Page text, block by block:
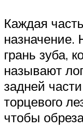
Каждая
назначение.
грань зуба,
называют
задней
торцевого
чтобы